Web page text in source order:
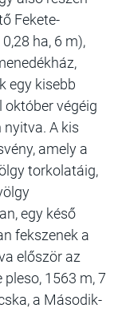
Fekete-
ha, 6 m),
egy kisebb
október végéig
A kis
amely a
torkolatáig,
egy késő
fekszenek a
először az
1563 m, 7
a Második-